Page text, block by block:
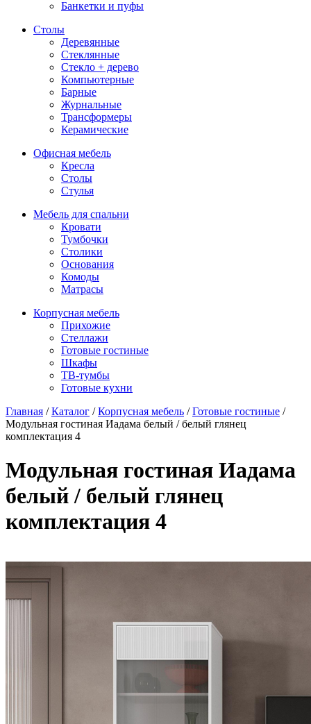
Банкетки и пуфы
Столы
Деревянные
Стеклянные
Стекло + дерево
Компьютерные
Барные
Журнальные
Трансформеры
Керамические
Офисная мебель
Кресла
Столы
Стулья
Мебель для спальни
Кровати
Тумбочки
Столики
Основания
Комоды
Матрасы
Корпусная мебель
Прихожие
Стеллажи
Готовые гостиные
Шкафы
ТВ-тумбы
Готовые кухни
Главная /Каталог /Корпусная мебель /Готовые гостиные /
Модульная гостиная Иадама белый / белый глянец
комплектация 4
Модульная гостиная Иадама
белый / белый глянец
комплектация 4